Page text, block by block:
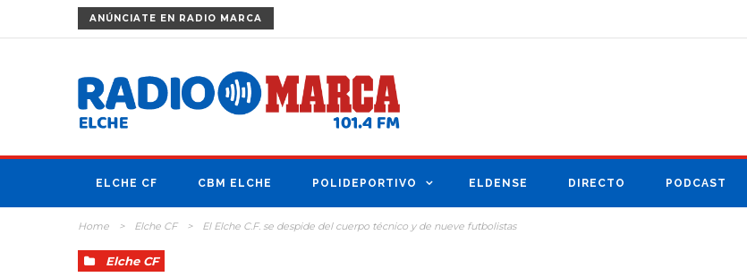
ANÚNCIATE EN RADIO MARCA
ELCHE CF CBM ELCHE POLIDEPORTIVO ELDENSE DIRECTO PODCAST
Home > Elche CF > El Elche C.F. se despide del cuerpo técnico y de nueve futbolistas
Elche CF